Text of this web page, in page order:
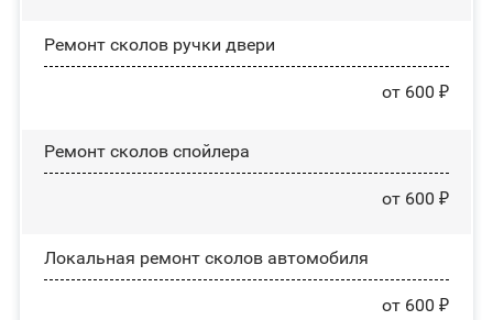
Ремонт сколов ручки двери
от 600 ₽
Ремонт сколов спойлера
от 600 ₽
Локальная ремонт сколов автомобиля
от 600 ₽